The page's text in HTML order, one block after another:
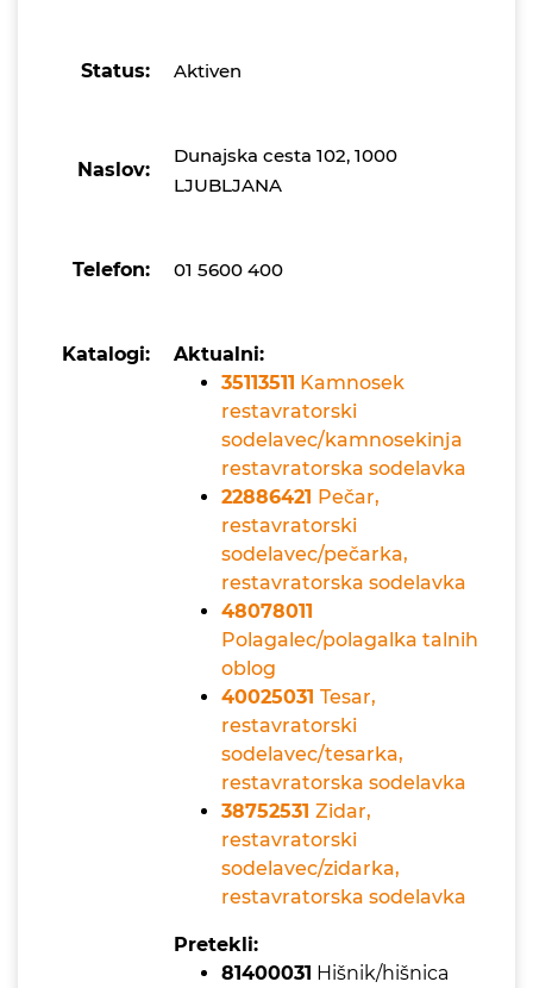
Status: Aktiven
Naslov:
Dunajska cesta 102, 1000
LJUBLJANA
Telefon: 01 5600 400
Katalogi:
Aktualni:
35113511 Kamnosek
restavratorski
sodelavec/kamnosekinja
restavratorska sodelavka
22886421 Pečar,
restavratorski
sodelavec/pečarka,
restavratorska sodelavka
48078011
Polagalec/polagalka talnih
oblog
40025031 Tesar,
restavratorski
sodelavec/tesarka,
restavratorska sodelavka
38752531 Zidar,
restavratorski
sodelavec/zidarka,
restavratorska sodelavka
Pretekli:
81400031 Hišnik/hišnica